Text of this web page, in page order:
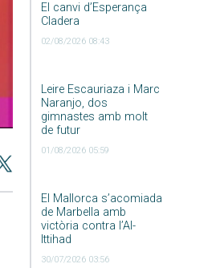
El canvi d’Esperança
Cladera
02/08/2026 08:43
Leire Escauriaza i Marc
Naranjo, dos
gimnastes amb molt
de futur
01/08/2026 05:59
El Mallorca s’acomiada
de Marbella amb
victòria contra l’Al-
Ittihad
30/07/2026 03:56